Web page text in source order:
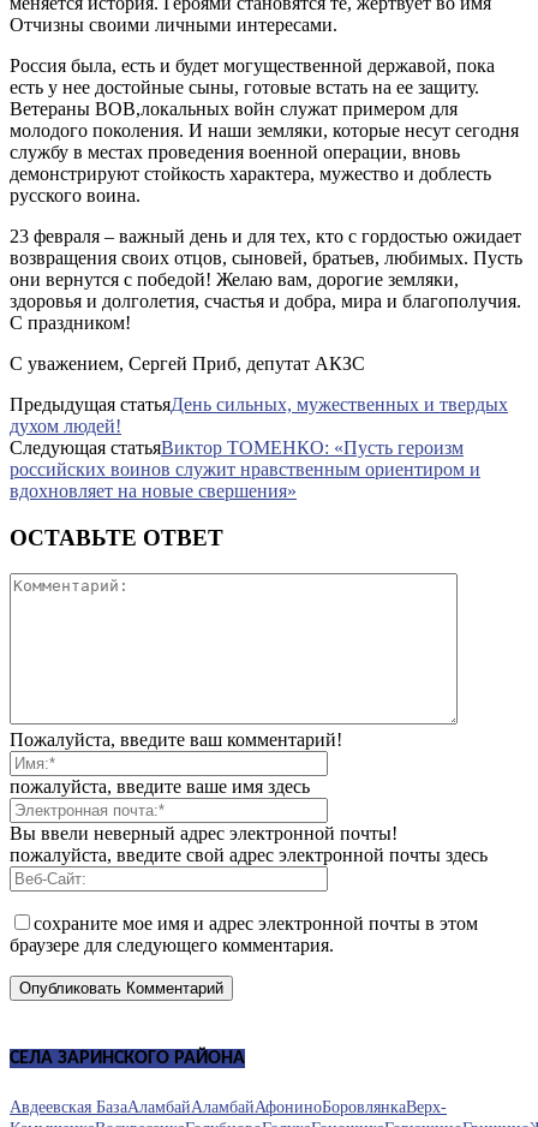
Отчизны своими личными интересами.
Россия была, есть и будет могущественной державой, пока
есть у нее достойные сыны, готовые встать на ее защиту.
Ветераны ВОВ,локальных войн служат примером для
молодого поколения. И наши земляки, которые несут сегодня
службу в местах проведения военной операции, вновь
демонстрируют стойкость характера, мужество и доблесть
русского воина.
23 февраля – важный день и для тех, кто с гордостью ожидает
возвращения своих отцов, сыновей, братьев, любимых. Пусть
они вернутся с победой! Желаю вам, дорогие земляки,
здоровья и долголетия, счастья и добра, мира и благополучия.
С праздником!
С уважением, Сергей Приб, депутат АКЗС
Предыдущая статьяДень сильных, мужественных и твердых
духом людей!
Следующая статьяВиктор ТОМЕНКО: «Пусть героизм
российских воинов служит нравственным ориентиром и
вдохновляет на новые свершения»
ОСТАВЬТЕ ОТВЕТ
Пожалуйста, введите ваш комментарий!
пожалуйста, введите ваше имя здесь
Вы ввели неверный адрес электронной почты!
пожалуйста, введите свой адрес электронной почты здесь
сохраните мое имя и адрес электронной почты в этом
браузере для следующего комментария.
СЕЛА ЗАРИНСКОГО РАЙОНА
Авдеевская БазаАламбайАламбайАфониноБоровлянкаВерх-